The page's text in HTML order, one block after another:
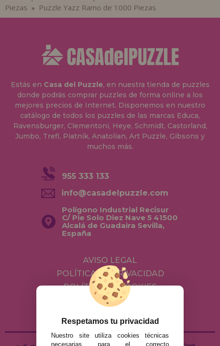
Piezas » Puzzle Yazz Ramo de 1000 Piezas
Estás en Casa del Puzzle, en nuestra tienda de puzzles
donde podrás comprar puzzles de forma online a los
mejores precios de Internet. Disponemos en nuestro
catálogo de todos los puzzles de las marcas Educa,
Ravensburger, Clementoni, Heye, Schmidt, Castorland,
Jumbo, Trefl, Piatnik, Anatolian, Art Puzzle, Gibsons y
muchos más.
955 333 133
info@casadelpuzzle.com
Polígono Industrial Recisur
C/ Pie Solo Diez Nave 5 41500
Alcalá de Guadaira Sevilla,
España
AVISO LEGAL
POLÍTICA DE PRIVACIDAD
POLÍTICA DE COOKIES
ENVÍOS Y DEVOLUCIONES
Respetamos tu privacidad
Nuestro site utiliza cookies técnicas
necesarias para el correcto